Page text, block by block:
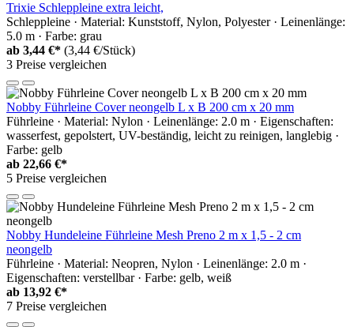
Trixie Schleppleine extra leicht,
Schleppleine · Material: Kunststoff, Nylon, Polyester · Leinenlänge:
5.0 m · Farbe: grau
ab 3,44 €* (3,44 €/Stück)
3 Preise vergleichen
Nobby Führleine Cover neongelb L x B 200 cm x 20 mm
Führleine · Material: Nylon · Leinenlänge: 2.0 m · Eigenschaften:
wasserfest, gepolstert, UV-beständig, leicht zu reinigen, langlebig ·
Farbe: gelb
ab 22,66 €*
5 Preise vergleichen
Nobby Hundeleine Führleine Mesh Preno 2 m x 1,5 - 2 cm
neongelb
Führleine · Material: Neopren, Nylon · Leinenlänge: 2.0 m ·
Eigenschaften: verstellbar · Farbe: gelb, weiß
ab 13,92 €*
7 Preise vergleichen